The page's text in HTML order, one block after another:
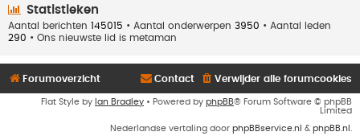
Statistieken
Aantal berichten 145015 • Aantal onderwerpen 3950 • Aantal leden
290 • Ons nieuwste lid is metaman
Forumoverzicht Verwijder alle forumcookies
Contact
Flat Style by Ian Bradley • Powered by phpBB® Forum Software © phpBB
Limited
Nederlandse vertaling door phpBBservice.nl & phpBB.nl